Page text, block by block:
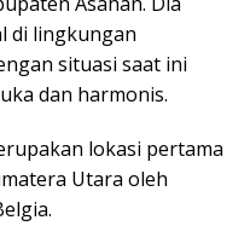
di lingkungan
situasi saat ini
dan harmonis.
lokasi pertama
Utara oleh